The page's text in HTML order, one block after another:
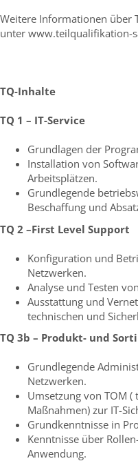
Weitere Informationen über
unter www.teilqualifikation-
TQ-Inhalte
TQ 1 – IT-Service
Grundlagen der
Installation von
Arbeitsplätzen.
Grundlegende
Beschaffung und
TQ 2 –First Level Support
Konfiguration und
Netzwerken.
Analyse und Testen
Ausstattung und
technischen und
TQ 3b – Produkt- und
Grundlegende
Netzwerken.
Umsetzung von TOM
Maßnahmen) zur IT-
Grundkenntnisse in
Kenntnisse über
Anwendung.